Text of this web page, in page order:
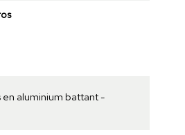
aluminium battant -